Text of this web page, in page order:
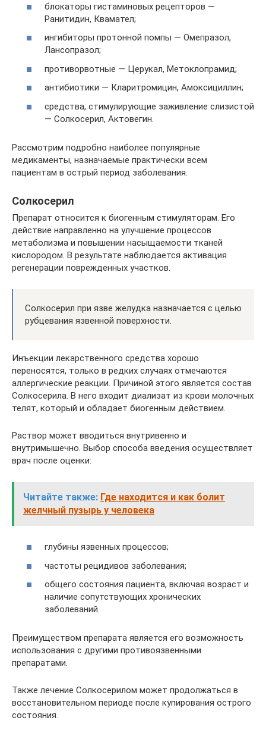
блокаторы гистаминовых рецепторов —
Ранитидин, Квамател;
ингибиторы протонной помпы — Омепразол,
Лансопразол;
противорвотные — Церукал, Метоклопрамид;
антибиотики — Кларитромицин, Амоксициллин;
средства, стимулирующие заживление слизистой
— Солкосерил, Актовегин.
Рассмотрим подробно наиболее популярные
медикаменты, назначаемые практически всем
пациентам в острый период заболевания.
Солкосерил
Препарат относится к биогенным стимуляторам. Его
действие направленно на улучшение процессов
метаболизма и повышении насыщаемости тканей
кислородом. В результате наблюдается активация
регенерации поврежденных участков.
Солкосерил при язве желудка назначается с целью
рубцевания язвенной поверхности.
Инъекции лекарственного средства хорошо
переносятся, только в редких случаях отмечаются
аллергические реакции. Причиной этого является состав
Солкосерила. В него входит диализат из крови молочных
телят, который и обладает биогенным действием.
Раствор может вводиться внутривенно и
внутримышечно. Выбор способа введения осуществляет
врач после оценки:
Читайте также: Где находится и как болит
желчный пузырь у человека
глубины язвенных процессов;
частоты рецидивов заболевания;
общего состояния пациента, включая возраст и
наличие сопутствующих хронических
заболеваний.
Преимуществом препарата является его возможность
использования с другими противоязвенными
препаратами.
Также лечение Солкосерилом может продолжаться в
восстановительном периоде после купирования острого
состояния.